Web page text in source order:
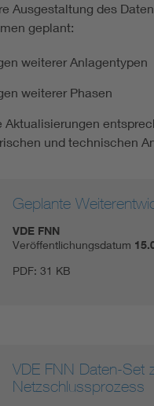
Ausgestaltung des
geplant:
weiterer Anlagentypen
weiterer Phasen
Aktualisierungen
und technischen
Geplante
VDE FNN
Veröffentlichungsdatum
PDF: 31 KB
VDE FNN Daten-Set
Netzschlussprozess